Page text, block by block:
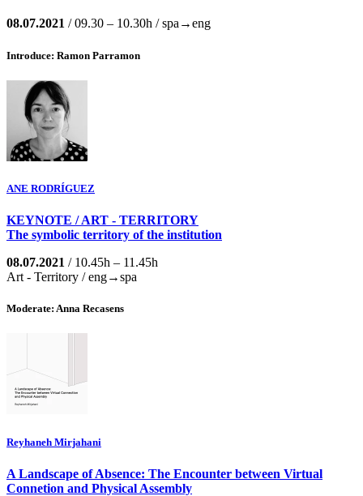
08.07.2021 / 09.30 – 10.30h / spa→eng
Introduce: Ramon Parramon
ANE RODRÍGUEZ
KEYNOTE / ART - TERRITORY
The symbolic territory of the institution
08.07.2021 / 10.45h – 11.45h
Art - Territory / eng→spa
Moderate: Anna Recasens
Reyhaneh Mirjahani
A Landscape of Absence: The Encounter between Virtual
Connetion and Physical Assembly